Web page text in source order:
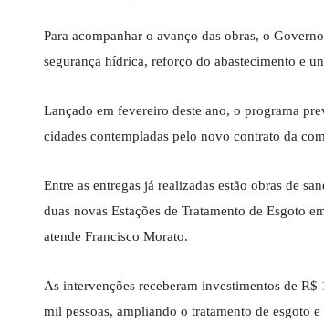
Para acompanhar o avanço das obras, o
segurança hídrica, reforço do abastecimento e
Lançado em fevereiro deste ano, o programa
cidades contempladas pelo novo contrato da
Entre as entregas já realizadas estão obras de
duas novas Estações de Tratamento de Esgoto
atende Francisco Morato.
As intervenções receberam investimentos de
mil pessoas, ampliando o tratamento de esgoto